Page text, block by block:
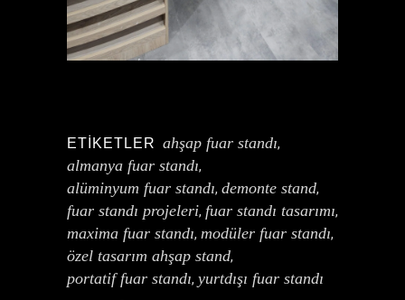
ETIKETLER ahşap fuar standı,
almanya fuar standı,
alüminyum fuar standı, demonte stand,
fuar standı projeleri, fuar standı tasarımı,
maxima fuar standı, modüler fuar standı,
özel tasarım ahşap stand,
portatif fuar standı, yurtdışı fuar standı